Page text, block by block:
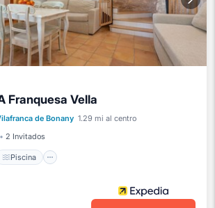
Franquesa Vella
de Bonany 1.29 mi al centro
2 Invitados
Piscina
Piscina
Terraza
Cocina